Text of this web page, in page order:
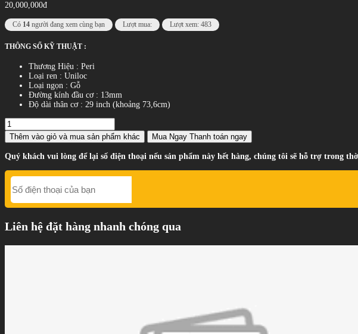
20,000,000đ
Có 14 người đang xem cùng bạn Lượt mua: Lượt xem: 483
THÔNG SỐ KỸ THUẬT :
Thương Hiệu : Peri
Loại ren : Uniloc
Loại ngọn : Gỗ
Đường kính đầu cơ : 13mm
Độ dài thân cơ : 29 inch (khoảng 73,6cm)
Thêm vào giỏ và mua sản phẩm khác Mua Ngay Thanh toán ngay
Quý khách vui lòng để lại số điện thoại nếu sản phẩm này hết hàng, chúng tôi sẽ hỗ trợ trong
Liên hệ đặt hàng nhanh chóng qua